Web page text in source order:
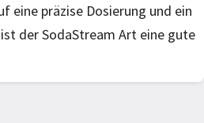
eine präzise Dosierung und ein
der SodaStream Art eine gute